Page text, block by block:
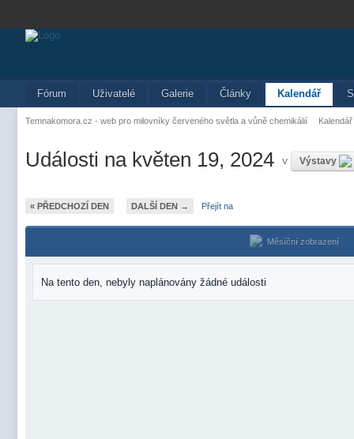
Fórum Uživatelé Galerie Články Kalendář
Temnakomora.cz - web pro milovníky červeného světla a vůně chemikálií Kalendář
Události na květen 19, 2024 v Výstavy
« PŘEDCHOZÍ DEN DALŠÍ DEN → Přejít na
Měsíční zobrazení
Na tento den, nebyly naplánovány žádné události